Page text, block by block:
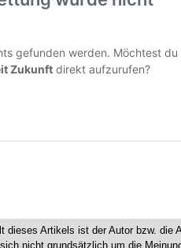
dieses Artikels ist der Autor bzw. die
nicht grundsätzlich um die